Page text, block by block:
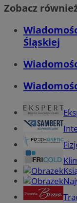
Zobacz
Śląskiej